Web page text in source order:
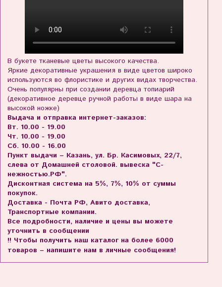
В букете тканевые цветы высокого качества.
Яркие декоративные украшения в виде цветов широко
используются во флористике и других видах творчества.
Очень популярны при создании деревца топиарий
(декоративное деревце ручной работы в виде шара на
высокой ножке)
Выдача и отправка интернет-заказов:
Вт. 10.00 - 19.00
Чт. 10.00 - 19.00
Сб. 10.00 - 16.00
Пункт выдачи – Казань, ул. Бр. Касимовых, 22/7,
слева от Домашней столовой. вывеска "С-
нежностью.РФ".
Дисконтная система на 5%, 7%, 10% от суммы
покупок.
Доставка - Почта РФ, Авито доставка,
Транспортные компании.
Все подробности, наличие и цены вы можете
уточнить в сообщении
!! Чтобы получить наш каталог на более 6000
товаров – напишите нам в личные сообщения!